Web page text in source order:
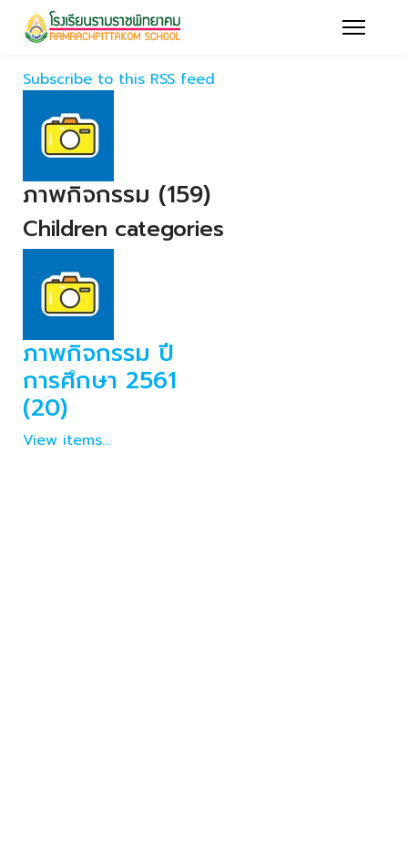
Subscribe to this RSS feed
ภาพกิจกรรม (159)
Children categories
ภาพกิจกรรม ปี
การศึกษา 2561
(20)
View items...